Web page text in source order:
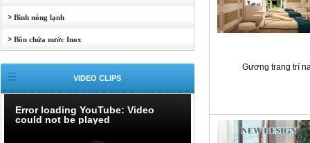
Bình nóng lạnh
Bồn chứa nước Inox
VIDEO CLIPS
Error loading YouTube: Video
could not be played
Gương trang trí